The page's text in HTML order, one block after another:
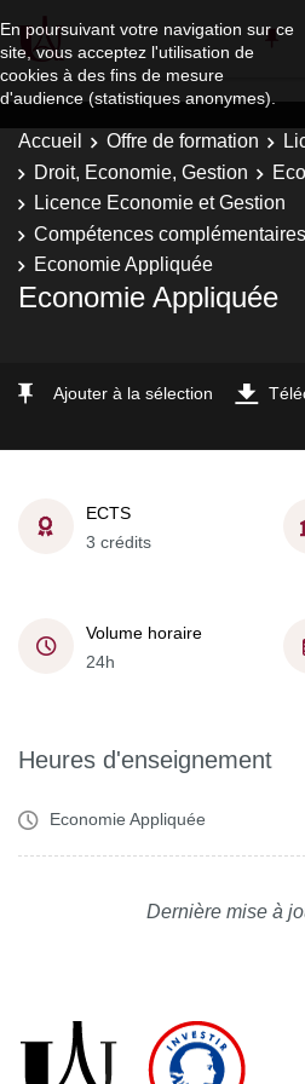
En poursuivant votre navigation sur ce
site, vous acceptez l'utilisation de
cookies à des fins de mesure
d'audience (statistiques anonymes).
Accueil Offre de formation
Droit, Economie, Gestion
Licence Economie et Gestion
Compétences
Economie Appliquée
Economie Appliquée
Ajouter à la sélection
ECTS
3 crédits
Volume horaire
24h
Heures d'enseignement
Economie Appliquée
Dernière mise à